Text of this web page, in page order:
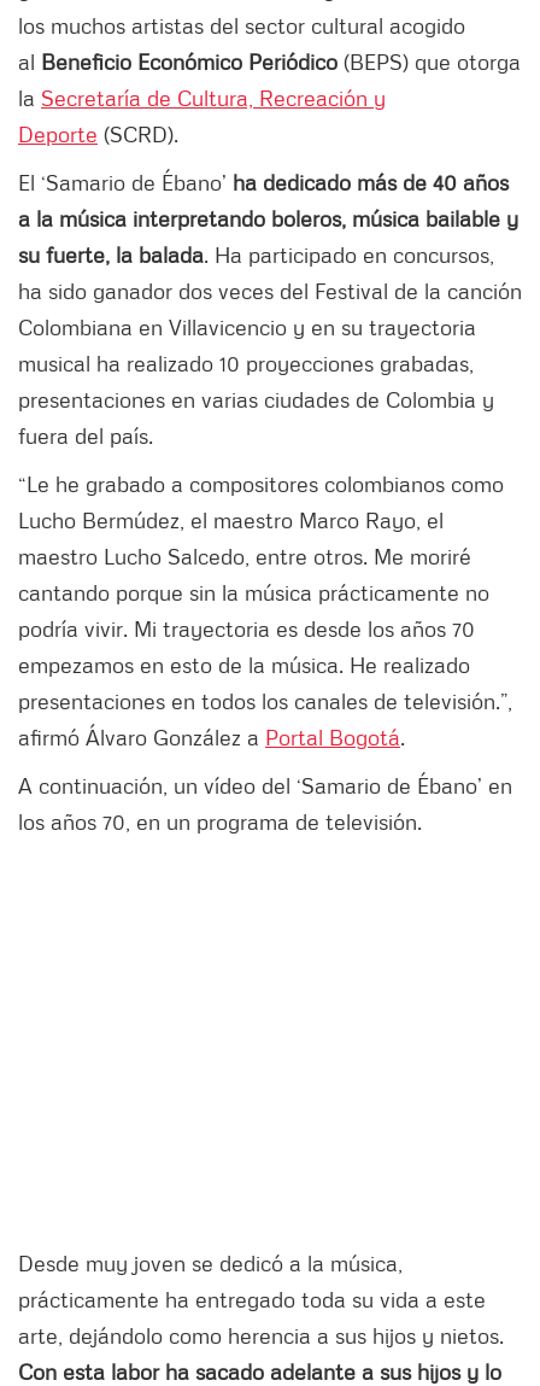
los muchos artistas del sector cultural acogido
al Beneficio Económico Periódico (BEPS) que otorga
la Secretaría de Cultura, Recreación y
Deporte (SCRD).
El ‘Samario de Ébano’ ha dedicado más de 40 años
a la música interpretando boleros, música bailable y
su fuerte, la balada. Ha participado en concursos,
ha sido ganador dos veces del Festival de la canción
Colombiana en Villavicencio y en su trayectoria
musical ha realizado 10 proyecciones grabadas,
presentaciones en varias ciudades de Colombia y
fuera del país.
“Le he grabado a compositores colombianos como
Lucho Bermúdez, el maestro Marco Rayo, el
maestro Lucho Salcedo, entre otros. Me moriré
cantando porque sin la música prácticamente no
podría vivir. Mi trayectoria es desde los años 70
empezamos en esto de la música. He realizado
presentaciones en todos los canales de televisión.”,
afirmó Álvaro González a Portal Bogotá.
A continuación, un vídeo del ‘Samario de Ébano’ en
los años 70, en un programa de televisión.
Desde muy joven se dedicó a la música,
prácticamente ha entregado toda su vida a este
arte, dejándolo como herencia a sus hijos y nietos.
Con esta labor ha sacado adelante a sus hijos y lo